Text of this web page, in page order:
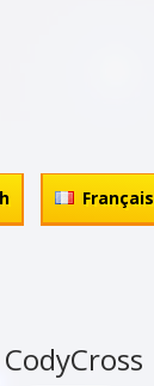
Français
CodyCross